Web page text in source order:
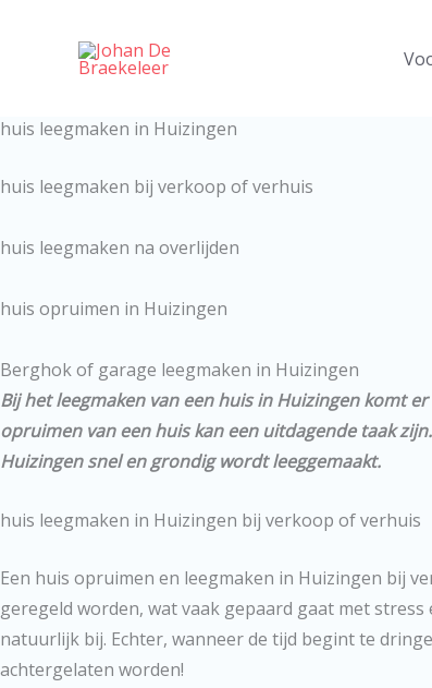
huis leegmaken in Huizingen
huis leegmaken bij verkoop of verhuis
huis leegmaken na overlijden
huis opruimen in Huizingen
Berghok of garage leegmaken in Huizingen
Bij het leegmaken van een huis in Huizingen komt
opruimen van een huis kan een uitdagende taak
Huizingen snel en grondig wordt leeggemaakt.
huis leegmaken in Huizingen bij verkoop of verhuis
Een huis opruimen en leegmaken in Huizingen bij
geregeld worden, wat vaak gepaard gaat met
natuurlijk bij. Echter, wanneer de tijd begint te
achtergelaten worden!